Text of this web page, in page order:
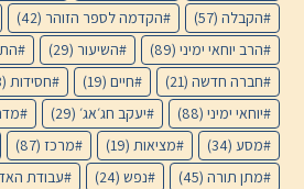
הקבלה (57) הקדמה לספר הזוהר (42)
הרב יוחאי ימיני (89) השיעור (29)
חברה חדשה (21) חיים (19) חסידות (33)
יוחאי ימיני (88) יעקב חג׳אג׳ (29)
מסע (34) מציאות (19) מרכז (87)
מתן תורה (45) נפש (24) עבודת